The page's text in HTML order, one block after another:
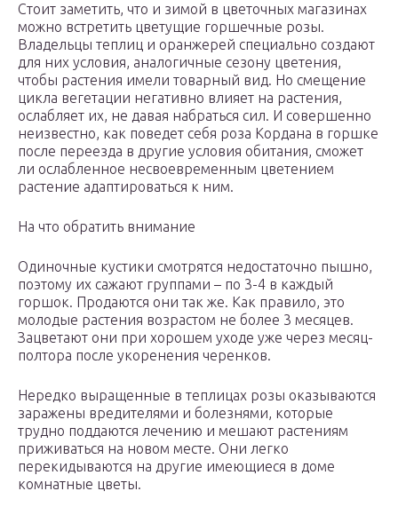
Стоит заметить, что и зимой в цветочных магазинах
можно встретить цветущие горшечные розы.
Владельцы теплиц и оранжерей специально создают
для них условия, аналогичные сезону цветения,
чтобы растения имели товарный вид. Но смещение
цикла вегетации негативно влияет на растения,
ослабляет их, не давая набраться сил. И совершенно
неизвестно, как поведет себя роза Кордана в горшке
после переезда в другие условия обитания, сможет
ли ослабленное несвоевременным цветением
растение адаптироваться к ним.
На что обратить внимание
Одиночные кустики смотрятся недостаточно пышно,
поэтому их сажают группами – по 3-4 в каждый
горшок. Продаются они так же. Как правило, это
молодые растения возрастом не более 3 месяцев.
Зацветают они при хорошем уходе уже через месяц-
полтора после укоренения черенков.
Нередко выращенные в теплицах розы оказываются
заражены вредителями и болезнями, которые
трудно поддаются лечению и мешают растениям
приживаться на новом месте. Они легко
перекидываются на другие имеющиеся в доме
комнатные цветы.